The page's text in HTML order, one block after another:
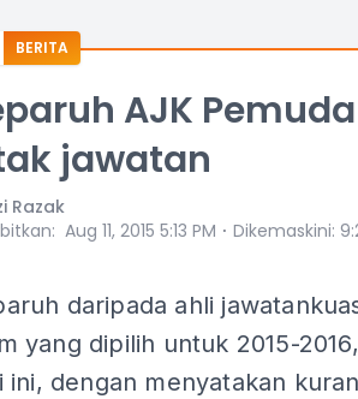
BERITA
AJK
jawatan
Razak
: Aug 11, 2015 5:13 PM ⋅ Dikemaskini:
daripada ahli
yang dipilih untuk 2015-
ini, dengan menyatakan